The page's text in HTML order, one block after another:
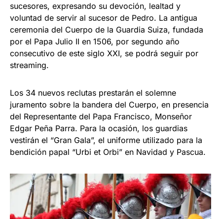
sucesores, expresando su devoción, lealtad y
voluntad de servir al sucesor de Pedro. La antigua
ceremonia del Cuerpo de la Guardia Suiza, fundada
por el Papa Julio II en 1506, por segundo año
consecutivo de este siglo XXI, se podrá seguir por
streaming.
Los 34 nuevos reclutas prestarán el solemne
juramento sobre la bandera del Cuerpo, en presencia
del Representante del Papa Francisco, Monseñor
Edgar Peña Parra. Para la ocasión, los guardias
vestirán el “Gran Gala”, el uniforme utilizado para la
bendición papal “Urbi et Orbi” en Navidad y Pascua.